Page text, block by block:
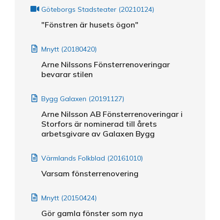
Göteborgs Stadsteater (20210124)
"Fönstren är husets ögon"
Mnytt (20180420)
Arne Nilssons Fönsterrenoveringar
bevarar stilen
Bygg Galaxen (20191127)
Arne Nilsson AB Fönsterrenoveringar i
Storfors är nominerad till årets
arbetsgivare av Galaxen Bygg
Värmlands Folkblad (20161010)
Varsam fönsterrenovering
Mnytt (20150424)
Gör gamla fönster som nya